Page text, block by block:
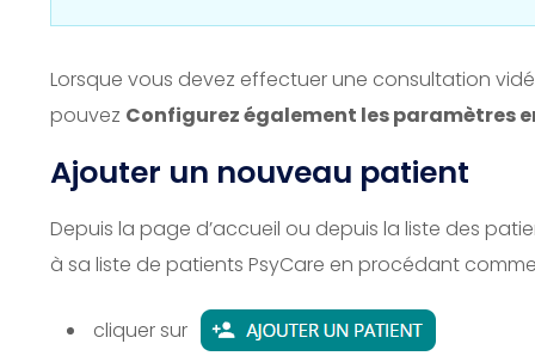
Lorsque vous devez effectuer une consultation
pouvez Configurez également les paramètres
Ajouter un nouveau patient
Depuis la page d’accueil ou depuis la liste des
à sa liste de patients PsyCare en procédant
cliquer sur